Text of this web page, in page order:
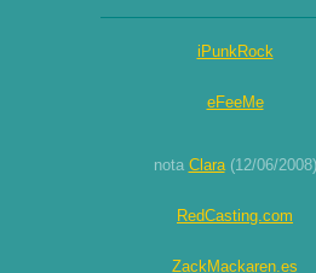
iPunkRock
eFeeMe
nota Clara(12/06/2008)
RedCasting.com
ZackMackaren.es